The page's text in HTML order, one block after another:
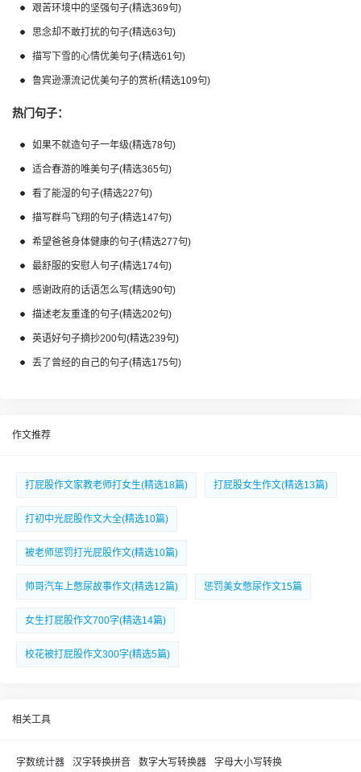
艰苦环境中的坚强句子(精选369句)
思念却不敢打扰的句子(精选63句)
描写下雪的心情优美句子(精选61句)
鲁宾逊漂流记优美句子的赏析(精选109句)
热门句子：
如果不就造句子一年级(精选78句)
适合春游的唯美句子(精选365句)
看了能湿的句子(精选227句)
描写群鸟飞翔的句子(精选147句)
希望爸爸身体健康的句子(精选277句)
最舒服的安慰人句子(精选174句)
感谢政府的话语怎么写(精选90句)
描述老友重逢的句子(精选202句)
英语好句子摘抄200句(精选239句)
丢了曾经的自己的句子(精选175句)
作文推荐
打屁股作文家教老师打女生(精选18篇) 打屁股女生作文(精选13篇)
打初中光屁股作文大全(精选10篇)
被老师惩罚打光屁股作文(精选10篇)
帅哥汽车上憋尿故事作文(精选12篇) 惩罚美女憋尿作文15篇
女生打屁股作文700字(精选14篇)
校花被打屁股作文300字(精选5篇)
相关工具
字数统计器 汉字转换拼音 数字大写转换器 字母大小写转换